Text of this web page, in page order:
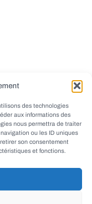
des technologies
aux informations des
nous permettra de traiter
ou les ID uniques
son consentement
et fonctions.